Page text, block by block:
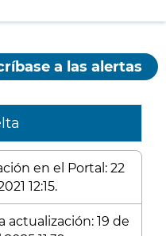
a las alertas
en el Portal: 22
12:15.
actualización: 19 de